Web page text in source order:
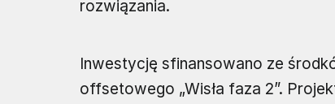
rozwiązania.
Inwestycję sfinansowano ze
offsetowego „Wisła faza 2”.